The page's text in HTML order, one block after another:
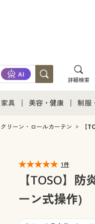
詳細検索
具
具通販すべて
ァブリック
美容・健康
美容・健康通販すべ
制服
制服
ジュ
リーン・ロールカーテン 【
1件
【TOSO】
ーン式操作)